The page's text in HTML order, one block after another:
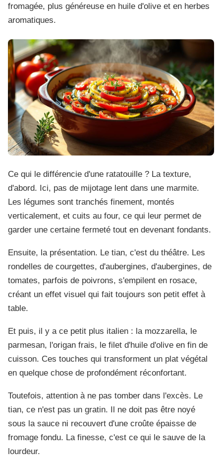
fromagée, plus généreuse en huile d'olive et en herbes
aromatiques.
Ce qui le différencie d'une ratatouille ? La texture,
d'abord. Ici, pas de mijotage lent dans une marmite.
Les légumes sont tranchés finement, montés
verticalement, et cuits au four, ce qui leur permet de
garder une certaine fermeté tout en devenant fondants.
Ensuite, la présentation. Le tian, c'est du théâtre. Les
rondelles de courgettes, d'aubergines, d'aubergines, de
tomates, parfois de poivrons, s'empilent en rosace,
créant un effet visuel qui fait toujours son petit effet à
table.
Et puis, il y a ce petit plus italien : la mozzarella, le
parmesan, l'origan frais, le filet d'huile d'olive en fin de
cuisson. Ces touches qui transforment un plat végétal
en quelque chose de profondément réconfortant.
Toutefois, attention à ne pas tomber dans l'excès. Le
tian, ce n'est pas un gratin. Il ne doit pas être noyé
sous la sauce ni recouvert d'une croûte épaisse de
fromage fondu. La finesse, c'est ce qui le sauve de la
lourdeur.